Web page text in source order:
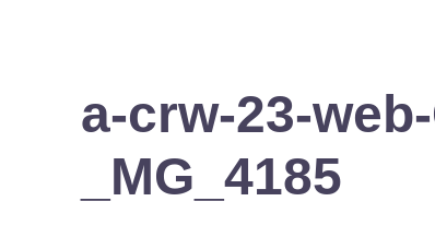
a-crw-23-
_MG_4185